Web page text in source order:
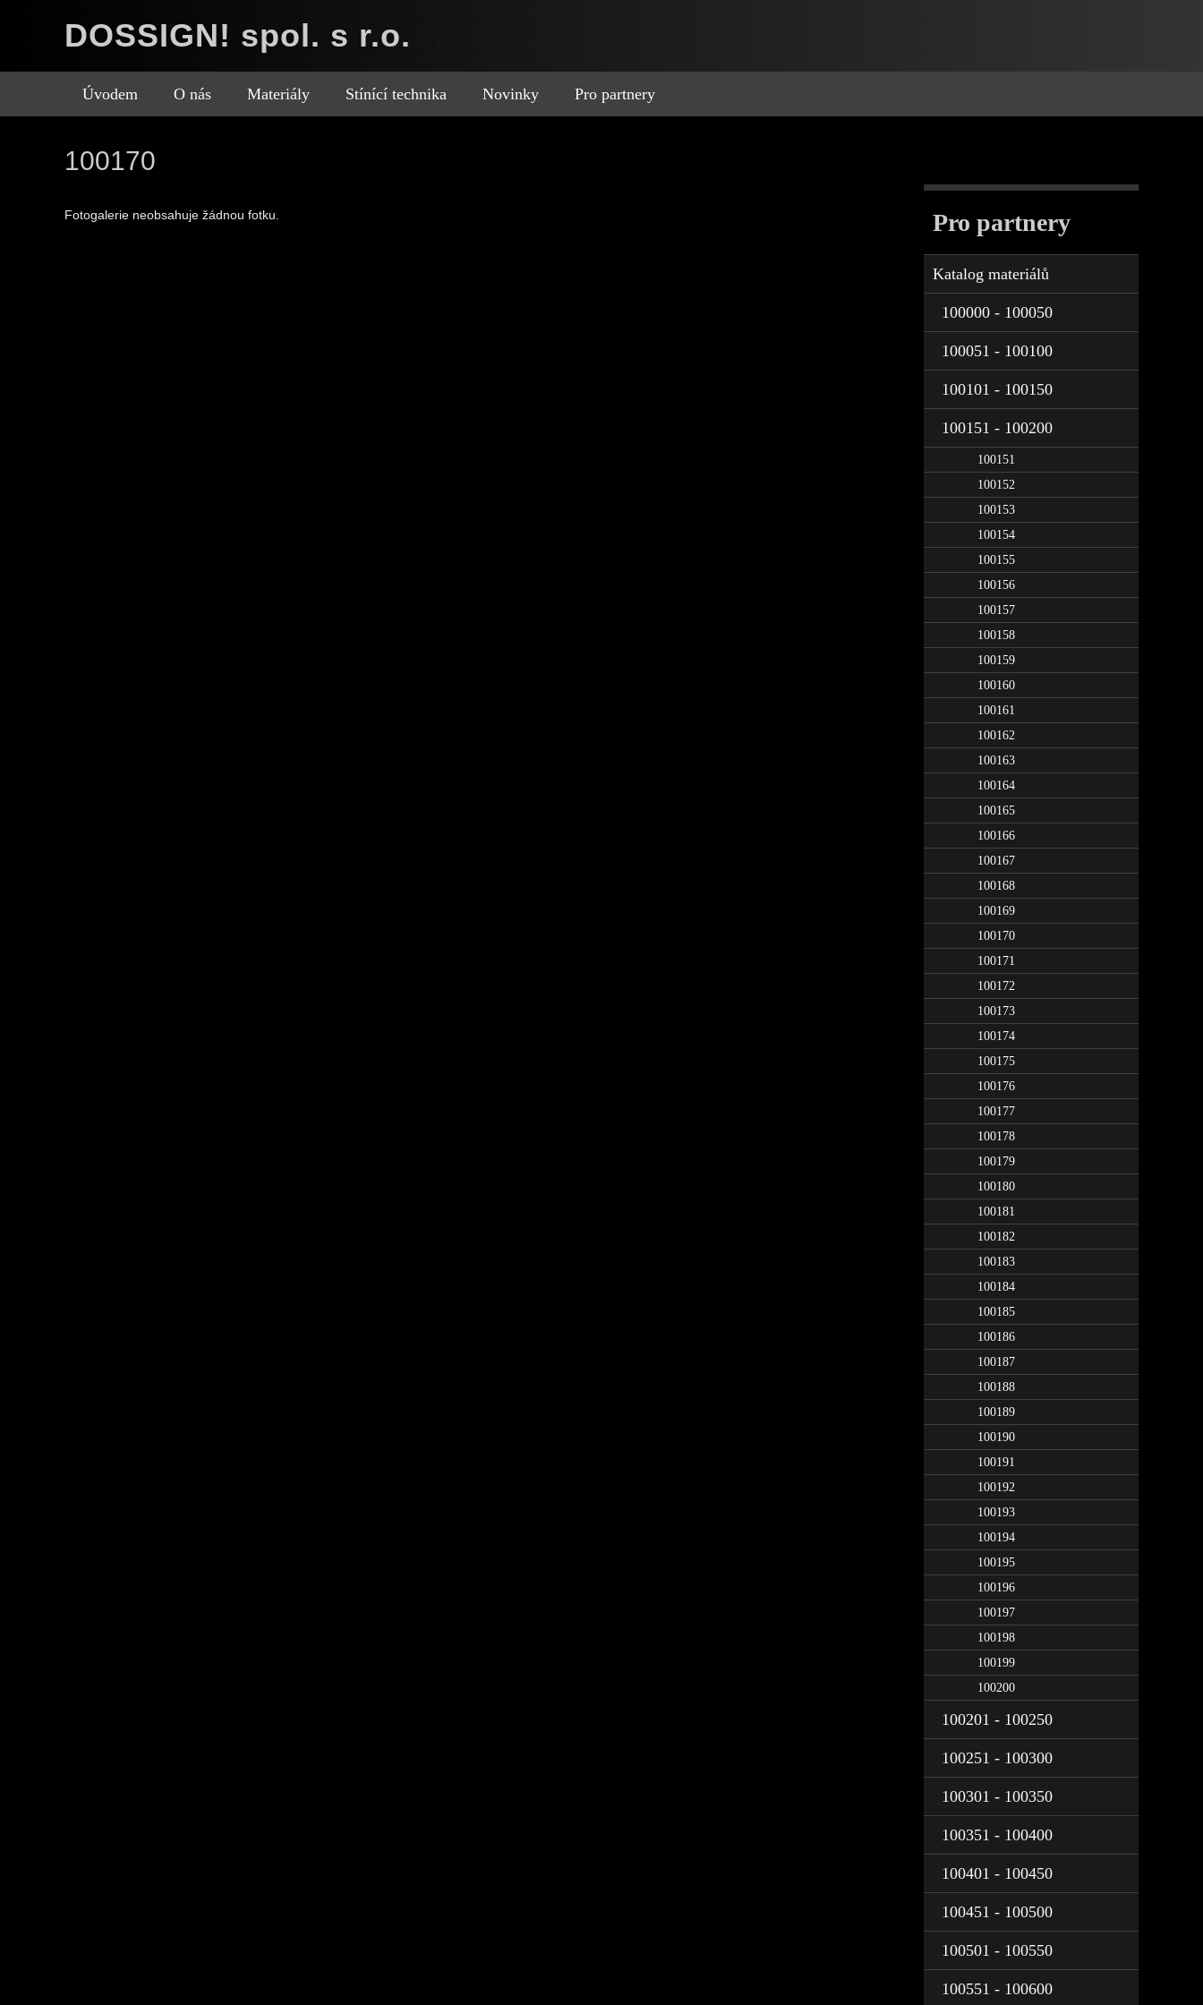
DOSSIGN! spol. s r.o.
Úvodem O nás Materiály Stínící technika Novinky Pro partnery
Pro partnery
Katalog materiálů
100000 - 100050
100051 - 100100
100101 - 100150
100151 - 100200
100151
100152
100153
100154
100155
100156
100157
100158
100159
100160
100161
100162
100163
100164
100165
100166
100167
100168
100169
100170
100171
100172
100173
100174
100175
100176
100177
100178
100179
100180
100181
100182
100183
100184
100185
100186
100187
100188
100189
100190
100191
100192
100193
100194
100195
100196
100197
100198
100199
100200
100201 - 100250
100251 - 100300
100301 - 100350
100351 - 100400
100401 - 100450
100451 - 100500
100501 - 100550
100551 - 100600
100170
Fotogalerie neobsahuje žádnou fotku.